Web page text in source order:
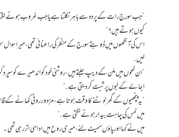
”جب سورج رات کے پردہ سے باہر نکلتا ہے یا جب غروب ہونے لگتا
کیوں ہوتے ہیں؟“
اس کی آنکھوں میں ڈوبتے سورج کے منظر کی راعنائی تھی، میرا
لیں.
”ان لمحوں میں ملن کے دیپ جلتے ہیں، روشنی خود کو اندھیرے کو
اجالے کے لبوں پر ثبت کر دیتی ہے.“
“یہ پنچھیوں کے گھر لوٹنے کا وقت ہوتا ہے، مزدور روٹی کھانے کے
میں لمس کی چاہت بیدار ہونے لگتی ہے.“
میں نے کہا اور پاؤں سمیٹ لئے، میری روح میں اداسی اتر رہی تھی۔